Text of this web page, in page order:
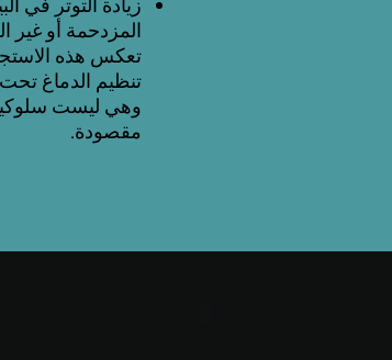
المزدحمة أو غير
تعكس هذه
تنظيم الدماغ
وهي ليست
مقصودة.